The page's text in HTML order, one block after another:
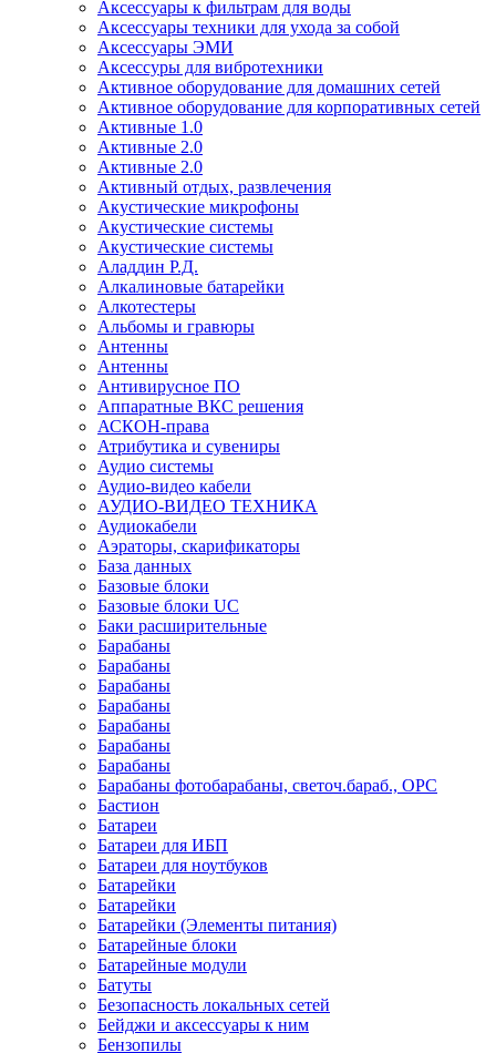
Аксессуары к фильтрам для воды
Аксессуары техники для ухода за собой
Аксессуары ЭМИ
Аксессуры для вибротехники
Активное оборудование для домашних сетей
Активное оборудование для корпоративных сетей
Активные 1.0
Активные 2.0
Активные 2.0
Активный отдых, развлечения
Акустические микрофоны
Акустические системы
Акустические системы
Аладдин Р.Д.
Алкалиновые батарейки
Алкотестеры
Альбомы и гравюры
Антенны
Антенны
Антивирусное ПО
Аппаратные ВКС решения
АСКОН-права
Атрибутика и сувениры
Аудио системы
Аудио-видео кабели
АУДИО-ВИДЕО ТЕХНИКА
Аудиокабели
Аэраторы, скарификаторы
База данных
Базовые блоки
Базовые блоки UC
Баки расширительные
Барабаны
Барабаны
Барабаны
Барабаны
Барабаны
Барабаны
Барабаны
Барабаны фотобарабаны, светоч.бараб., OPC
Бастион
Батареи
Батареи для ИБП
Батареи для ноутбуков
Батарейки
Батарейки
Батарейки (Элементы питания)
Батарейные блоки
Батарейные модули
Батуты
Безопасность локальных сетей
Бейджи и аксесcуары к ним
Бензопилы